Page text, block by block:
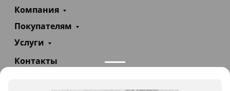
Компания
Покупателям
Услуги
Контакты